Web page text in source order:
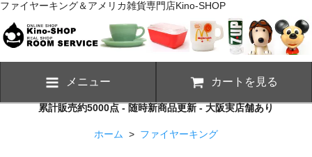
ファイヤーキング＆アメリカ雑貨専門店Kino-SHOP
メニュー カートを見る
累計販売約5000点 - 随時新商品更新 - 大阪実店舗あり
ホーム > ファイヤーキング